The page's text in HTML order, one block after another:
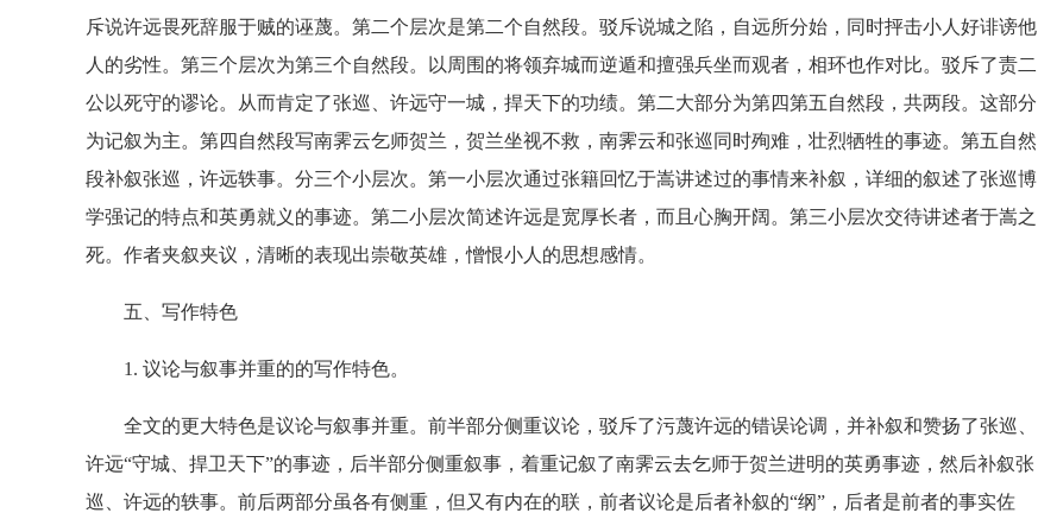
斥说许远畏死辞服于贼的诬蔑。第二个层次是第二个自然段。驳斥说城之陷，自远所分始，同时抨击小人好诽谤他
人的劣性。第三个层次为第三个自然段。以周围的将领弃城而逆遁和擅强兵坐而观者，相环也作对比。驳斥了责二
公以死守的谬论。从而肯定了张巡、许远守一城，捍天下的功绩。第二大部分为第四第五自然段，共两段。这部分
为记叙为主。第四自然段写南霁云乞师贺兰，贺兰坐视不救，南霁云和张巡同时殉难，壮烈牺牲的事迹。第五自然
段补叙张巡，许远轶事。分三个小层次。第一小层次通过张籍回忆于嵩讲述过的事情来补叙，详细的叙述了张巡博
学强记的特点和英勇就义的事迹。第二小层次简述许远是宽厚长者，而且心胸开阔。第三小层次交待讲述者于嵩之
死。作者夹叙夹议，清晰的表现出崇敬英雄，憎恨小人的思想感情。
五、写作特色
1. 议论与叙事并重的的写作特色。
全文的更大特色是议论与叙事并重。前半部分侧重议论，驳斥了污蔑许远的错误论调，并补叙和赞扬了张巡、
许远“守城、捍卫天下”的事迹，后半部分侧重叙事，着重记叙了南霁云去乞师于贺兰进明的英勇事迹，然后补叙张
巡、许远的轶事。前后两部分虽各有侧重，但又有内在的联，前者议论是后者补叙的“纲”，后者是前者的事实佐